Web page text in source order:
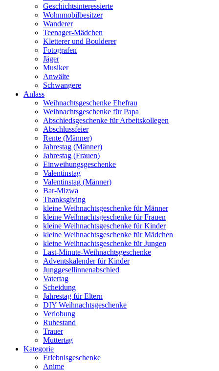
Geschichtsinteressierte
Wohnmobilbesitzer
Wanderer
Teenager-Mädchen
Kletterer und Boulderer
Fotografen
Jäger
Musiker
Anwälte
Schwangere
Anlass
Weihnachtsgeschenke Ehefrau
Weihnachtsgeschenke für Papa
Abschiedsgeschenke für Arbeitskollegen
Abschlussfeier
Rente (Männer)
Jahrestag (Männer)
Jahrestag (Frauen)
Einweihungsgeschenke
Valentinstag
Valentinstag (Männer)
Bar-Mizwa
Thanksgiving
kleine Weihnachtsgeschenke für Männer
kleine Weihnachtsgeschenke für Frauen
kleine Weihnachtsgeschenke für Kinder
kleine Weihnachtsgeschenke für Mädchen
kleine Weihnachtsgeschenke für Jungen
Last-Minute-Weihnachtsgeschenke
Adventskalender für Kinder
Junggesellinnenabschied
Vatertag
Scheidung
Jahrestag für Eltern
DIY Weihnachtsgeschenke
Verlobung
Ruhestand
Trauer
Muttertag
Kategorie
Erlebnisgeschenke
Anime